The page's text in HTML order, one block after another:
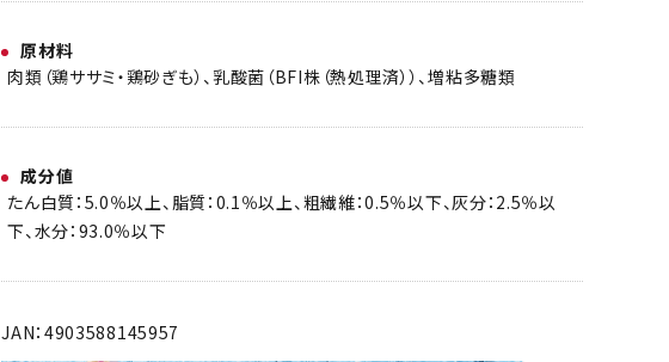
原材料
肉類（鶏ササミ・鶏砂ぎも）、乳酸菌（BFI株（熱処理済））、増粘多糖類
成分値
たん白質：5.0％以上、脂質：0.1％以上、粗繊維：0.5％以下、灰分：2.5％以
下、水分：93.0％以下
JAN：4903588145957